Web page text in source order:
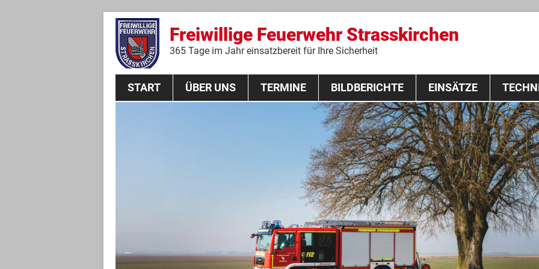
Freiwillige Feuerwehr Strasskirchen
365 Tage im Jahr einsatzbereit für Ihre Sicherheit
Zum
springen
START ÜBER UNS TERMINE
THL Lehrgang 2020
BILDBERICHTE EINSÄTZE
Fahrzeuge
Ausrüstung